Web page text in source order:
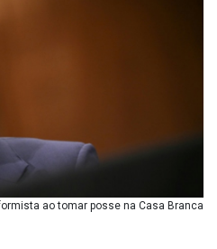
BWP 13.521485
BYR 19600
ao tomar posse na Casa Branca